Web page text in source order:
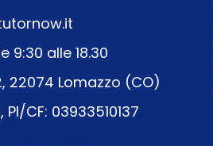
9:30 alle 18.30
22074 Lomazzo (CO)
CF: 03933510137